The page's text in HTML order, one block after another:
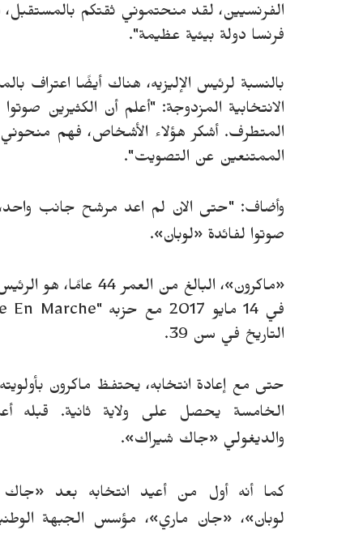
الفرنسيين، لقد منحتموني ثقتكم
فرنسا دولة بيئية عظيمة".
بالنسبة لرئيس الإليزيه، هناك أيضًا اعتراف
الانتخابية المزدوجة: "أعلم أن الكثيرين
المتطرف. أشكر هؤلاء الأشخاص، فهم منحوني
الممتنعين عن التصويت".
وأضاف: "حتى الان لم اعد مرشح جانب واحد
صوتوا لفائدة «لوبان»
.
«ماكرون»
، البالغ من العمر
التاريخ في سن 39.
حتى مع إعادة انتخابه، يحتفظ ماكرون
الخامسة يحصل على ولاية ثانية. قبله
والديغولي «جاك شيراك».
كما أنه أول من أعيد انتخابه بعد «جاك
لوبان»، «جان ماري»، مؤسس الجبهة